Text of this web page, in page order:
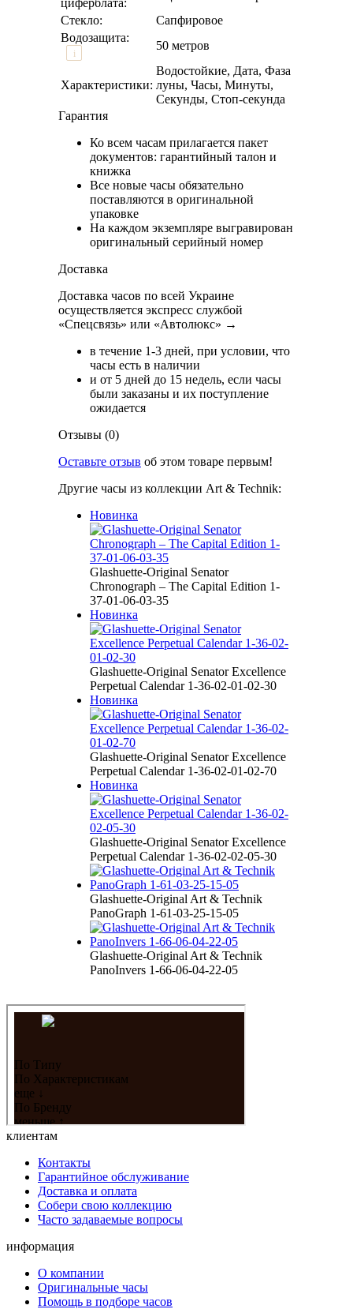
Стекло:
Сапфировое
Водозащита:
i
50 метров
Характеристики:
Водостойкие, Дата, Фаза
луны, Часы, Минуты,
Секунды, Стоп-секунда
Гарантия
Ко всем часам прилагается пакет
документов: гарантийный талон и
книжка
Все новые часы обязательно
поставляются в оригинальной
упаковке
На каждом экземпляре выгравирован
оригинальный серийный номер
Доставка
Доставка часов по всей Украине
осуществляется экспресс службой
«Спецсвязь» или «Автолюкс» →
в течение 1-3 дней, при условии, что
часы есть в наличии
и от 5 дней до 15 недель, если часы
были заказаны и их поступление
ожидается
Отзывы (0)
Оставьте отзыв об этом товаре первым!
Другие часы из коллекции Art & Technik:
Новинка
Glashuette-Original Senator
Chronograph – The Capital Edition 1-
37-01-06-03-35
Новинка
Glashuette-Original Senator Excellence
Perpetual Calendar 1-36-02-01-02-30
Новинка
Glashuette-Original Senator Excellence
Perpetual Calendar 1-36-02-01-02-70
Новинка
Glashuette-Original Senator Excellence
Perpetual Calendar 1-36-02-02-05-30
Glashuette-Original Art & Technik
PanoGraph 1-61-03-25-15-05
Glashuette-Original Art & Technik
PanoInvers 1-66-06-04-22-05
клиентам
Контакты
Гарантийное обслуживание
Доставка и оплата
Собери свою коллекцию
Часто задаваемые вопросы
информация
О компании
Оригинальные часы
Помощь в подборе часов